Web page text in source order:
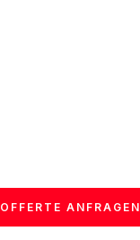
OFFERTE ANFRAGEN